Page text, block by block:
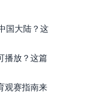
国大陆？这
播放？这篇
观赛指南来